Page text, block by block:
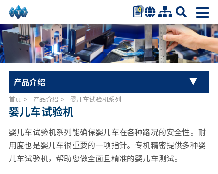
0
繁体中文
简体中文
English
日本语
产品介绍
万能材料试验机系列
婴儿车试验机系列
扭力试验机
首页 产品介绍 婴儿车试验机系列
婴儿车试验机
婴儿车试验机系列能确保婴儿车在各种路况的安全性。耐
用度也是婴儿车很重要的一项指针。专机精密提供多种婴
儿车试验机，帮助您做全面且精准的婴儿车测试。